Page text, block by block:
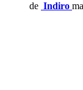
de Indiro